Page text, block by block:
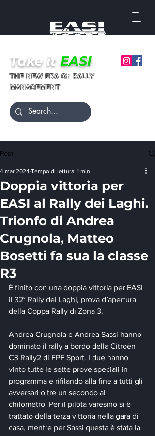
Take it EASI
ᴛʜᴇ ɴᴇᴡ ᴇʀᴀ ᴏғ ʀᴀʟʟʏ
ᴍᴀɴᴀɢᴇᴍᴇɴᴛ
Post
Doppia vittoria per
EASI al Rally dei Laghi.
Trionfo di Andrea
Crugnola, Matteo
Bosetti fa sua la classe
R3
4 mar 2024 Tempo di lettura: 1 min
È finito con una doppia vittoria per EASI
il 32° Rally dei Laghi, prova d’apertura
della Coppa Rally di Zona 3.
Andrea Crugnola e Andrea Sassi hanno
dominato il rally a bordo della Citroën
C3 Rally2 di FPF Sport. I due hanno
vinto tutte le sette prove speciali in
programma e rifilando alla fine a tutti gli
avversari oltre un secondo al
chilometro. Per il pilota varesino si è
trattato della terza vittoria nella gara di
casa, mentre per Sassi questa è stata la